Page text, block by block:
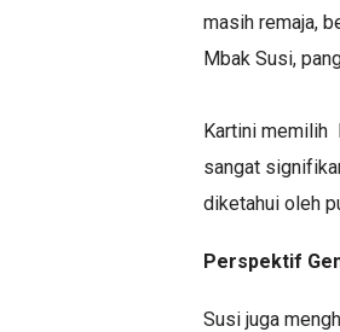
masih remaja,
Mbak Susi,
Kartini memilih
sangat
diketahui oleh
Perspektif
Susi juga